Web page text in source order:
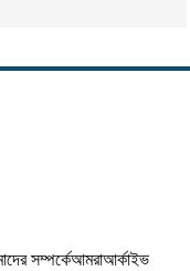
সম্পর্কেআমরাআর্কাইভ